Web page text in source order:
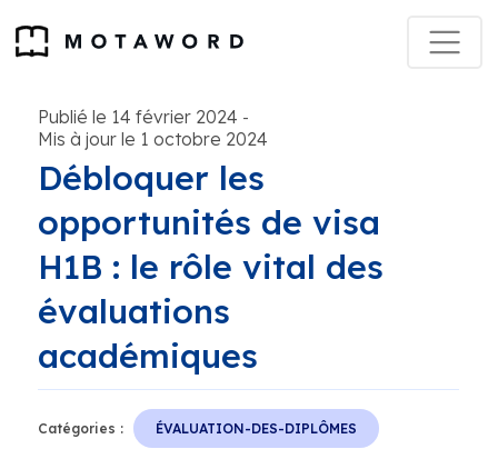
Publié le 14 février 2024 -
Mis à jour le 1 octobre 2024
Débloquer les
opportunités de visa
H1B : le rôle vital des
évaluations
académiques
Catégories : ÉVALUATION-DES-DIPLÔMES